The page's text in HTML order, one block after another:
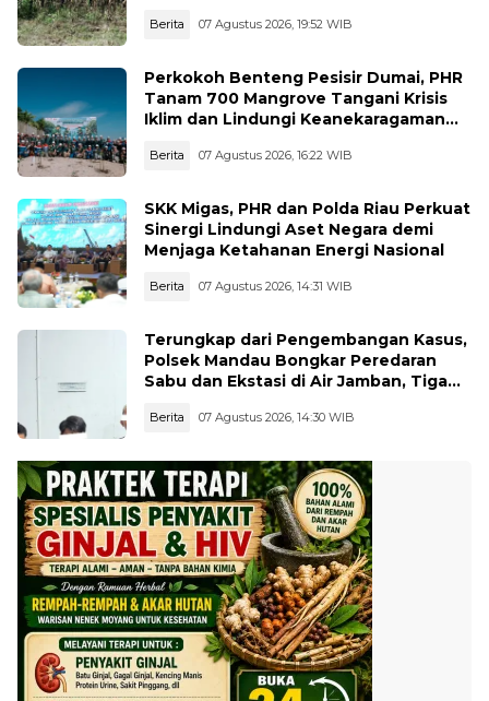
Berita 07 Agustus 2026, 19:52 WIB
Perkokoh Benteng Pesisir Dumai, PHR
Tanam 700 Mangrove Tangani Krisis
Iklim dan Lindungi Keanekaragaman
Berita 07 Agustus 2026, 16:22 WIB
SKK Migas, PHR dan Polda Riau Perkuat
Sinergi Lindungi Aset Negara demi
Menjaga Ketahanan Energi Nasional
Berita 07 Agustus 2026, 14:31 WIB
Terungkap dari Pengembangan Kasus,
Polsek Mandau Bongkar Peredaran
Sabu dan Ekstasi di Air Jamban, Tiga
Berita 07 Agustus 2026, 14:30 WIB